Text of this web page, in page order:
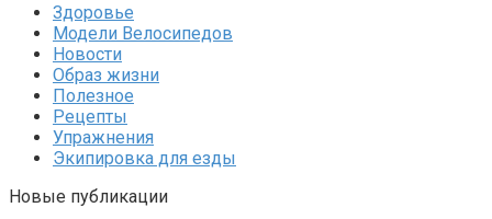
Здоровье
Модели Велосипедов
Новости
Образ жизни
Полезное
Рецепты
Упражнения
Экипировка для езды
Новые публикации